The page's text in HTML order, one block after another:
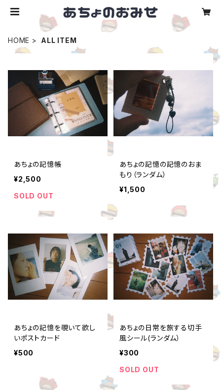
HOME ALL ITEM
あちょの記憶帳
¥2,500
SOLD OUT
あちょの記憶の記憶のおま
もり（ランダム）
¥1,500
あちょの記憶を覗いて欲し
いポストカード
¥500
あちょの日常を旅する切手
風シール(ランダム）
¥300
SOLD OUT